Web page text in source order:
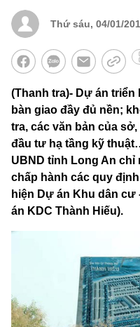
Thứ sáu, 04/01/
(Thanh tra)- Dự án
bàn giao đầy đủ nền;
tra, các văn bản của
đầu tư hạ tầng kỹ
UBND tỉnh Long An chỉ
chấp hành các quy
hiện Dự án Khu dân
án KDC Thành Hiếu).